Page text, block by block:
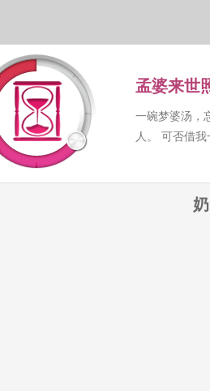
孟婆来世
一碗梦婆汤，
人。 可否借